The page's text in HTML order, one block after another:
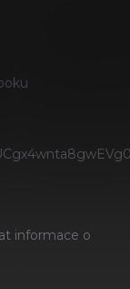
informace o